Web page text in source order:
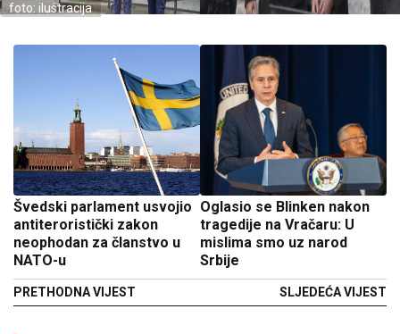
foto: ilustracija
Švedski parlament usvojio
antiteroristički zakon
neophodan za članstvo u
NATO-u
PRETHODNA VIJEST
Oglasio se Blinken nakon
tragedije na Vračaru: U
mislima smo uz narod
Srbije
SLJEDEĆA VIJEST